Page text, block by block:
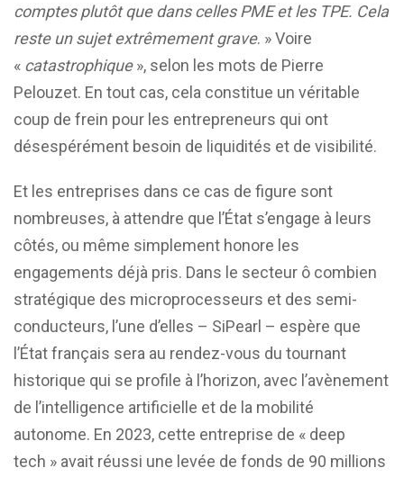
comptes plutôt que dans celles PME et les TPE. Cela
reste un sujet extrêmement grave. » Voire
« catastrophique», selon les mots de Pierre
Pelouzet. En tout cas, cela constitue un véritable
coup de frein pour les entrepreneurs qui ont
désespérément besoin de liquidités et de visibilité.
Et les entreprises dans ce cas de figure sont
nombreuses, à attendre que l’État s’engage à leurs
côtés, ou même simplement honore les
engagements déjà pris. Dans le secteur ô combien
stratégique des microprocesseurs et des semi-
conducteurs, l’une d’elles – SiPearl – espère que
l’État français sera au rendez-vous du tournant
historique qui se profile à l’horizon, avec l’avènement
de l’intelligence artificielle et de la mobilité
autonome. En 2023, cette entreprise de « deep
tech » avait réussi une levée de fonds de 90 millions